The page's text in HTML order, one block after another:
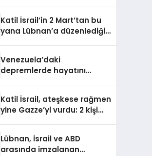
Katil İsrail’in 2 Mart’tan bu
yana Lübnan’a düzenlediği
Venezuela’daki
depremlerde hayatını
Katil İsrail, ateşkese rağmen
yine Gazze’yi vurdu: 2 kişi
Lübnan, İsrail ve ABD
arasında imzalanan